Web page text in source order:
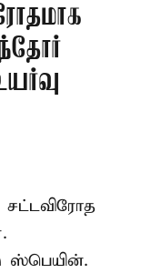
ஸ்பெயின்.